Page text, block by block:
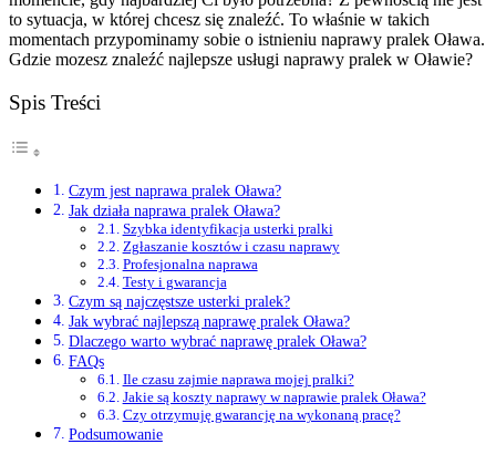
to sytuacja, w której chcesz się znaleźć. To właśnie w takich
momentach przypominamy sobie o istnieniu naprawy pralek Oława.
Gdzie mozesz znaleźć najlepsze usługi naprawy pralek w Oławie?
Spis Treści
Czym jest naprawa pralek Oława?
Jak działa naprawa pralek Oława?
Szybka identyfikacja usterki pralki
Zgłaszanie kosztów i czasu naprawy
Profesjonalna naprawa
Testy i gwarancja
Czym są najczęstsze usterki pralek?
Jak wybrać najlepszą naprawę pralek Oława?
Dlaczego warto wybrać naprawę pralek Oława?
FAQs
Ile czasu zajmie naprawa mojej pralki?
Jakie są koszty naprawy w naprawie pralek Oława?
Czy otrzymuję gwarancję na wykonaną pracę?
Podsumowanie